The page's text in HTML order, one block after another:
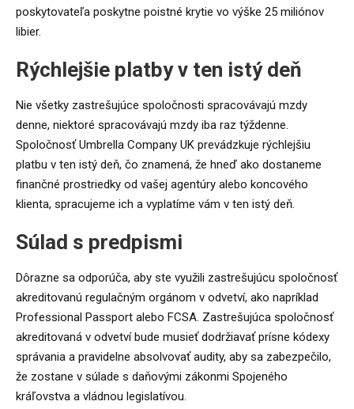
poskytovateľa poskytne poistné krytie vo výške 25 miliónov
libier.
Rýchlejšie platby v ten istý deň
Nie všetky zastrešujúce spoločnosti spracovávajú mzdy
denne, niektoré spracovávajú mzdy iba raz týždenne.
Spoločnosť Umbrella Company UK prevádzkuje rýchlejšiu
platbu v ten istý deň, čo znamená, že hneď ako dostaneme
finančné prostriedky od vašej agentúry alebo koncového
klienta, spracujeme ich a vyplatíme vám v ten istý deň.
Súlad s predpismi
Dôrazne sa odporúča, aby ste využili zastrešujúcu spoločnosť
akreditovanú regulačným orgánom v odvetví, ako napríklad
Professional Passport alebo FCSA. Zastrešujúca spoločnosť
akreditovaná v odvetví bude musieť dodržiavať prísne kódexy
správania a pravidelne absolvovať audity, aby sa zabezpečilo,
že zostane v súlade s daňovými zákonmi Spojeného
kráľovstva a vládnou legislatívou.